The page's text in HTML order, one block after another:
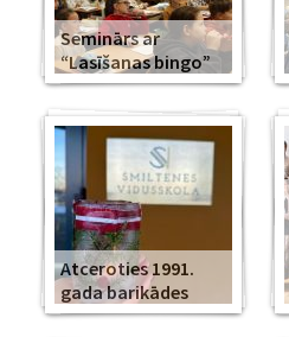
Seminārs ar
“Lasīšanas bingo”
Atceroties 1991.
gada barikādes